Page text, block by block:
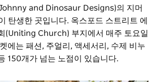
and Dinosaur Designs)의 지머
탄생한 곳입니다. 옥스포드 스트리트 에
(Uniting Church) 부지에서 매주 토요일
에는 패션, 주얼리, 액세서리, 수제 비누
150개가 넘는 노점이 있습니다.